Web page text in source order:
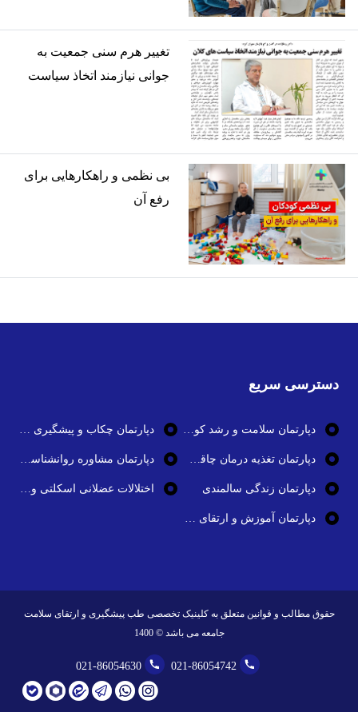
تغییر هرم سنی جمعیت به
جوانی نیازمند اتخاذ سیاست
بی نظمی و راهکارهایی برای
رفع آن
دسترسی سریع
دپارتمان سلامت و رشد کودک دپارتمان چکاب و پیشگیری از بیماری ها
دپارتمان تغذیه درمان چاقی و تناسب اندام دپارتمان مشاوره روانشناسی و سلامت روان
دپارتمان زندگی سالمندی اختلالات عضلانی اسکلتی و بیماری های استخوان و مفاصل
دپارتمان آموزش و ارتقای سلامت
حقوق مطالب و قوانین متعلق به کلینیک تخصصی طب پیشگیری و ارتقای سلامت
جامعه می باشد ©1400
021-86054742
021-86054630